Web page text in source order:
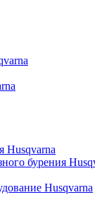
Husqvarna
бурения
Husqvarna